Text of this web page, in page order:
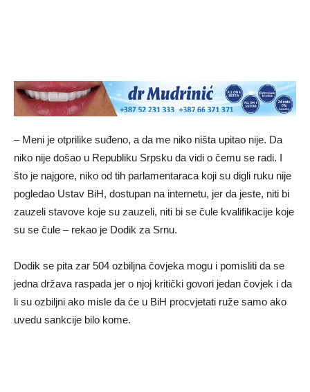
– Meni je otprilike suđeno, a da me niko ništa upitao nije. Da
niko nije došao u Republiku Srpsku da vidi o čemu se radi. I
što je najgore, niko od tih parlamentaraca koji su digli ruku nije
pogledao Ustav BiH, dostupan na internetu, jer da jeste, niti bi
zauzeli stavove koje su zauzeli, niti bi se čule kvalifikacije koje
su se čule – rekao je Dodik za Srnu.
Dodik se pita zar 504 ozbiljna čovjeka mogu i pomisliti da se
jedna država raspada jer o njoj kritički govori jedan čovjek i da
li su ozbiljni ako misle da će u BiH procvjetati ruže samo ako
uvedu sankcije bilo kome.